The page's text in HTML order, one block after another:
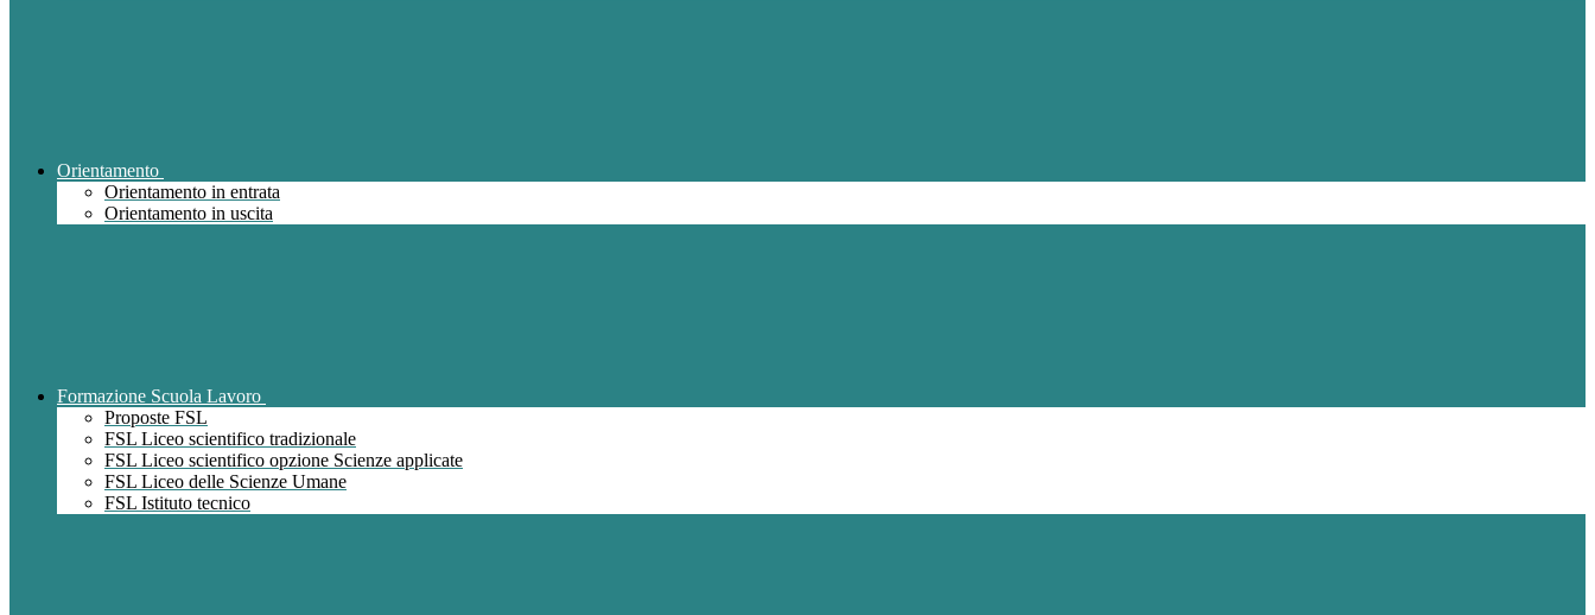
Orientamento
Orientamento in entrata
Orientamento in uscita
Formazione Scuola Lavoro
Proposte FSL
FSL Liceo scientifico tradizionale
FSL Liceo scientifico opzione Scienze applicate
FSL Liceo delle Scienze Umane
FSL Istituto tecnico